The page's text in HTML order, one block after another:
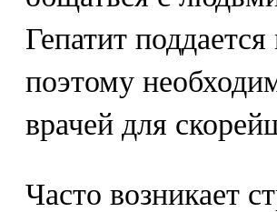
Гепатит
поэтому
врачей для
Часто возникает